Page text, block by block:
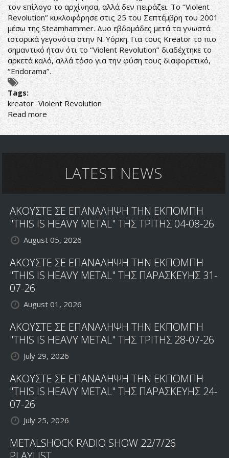
τον επίλογο το αρχίνησα, αλλά δεν πειράζει. Το ‘’Violent
Revolution’’ κυκλοφόρησε στις 25 του Σεπτέμβρη του 2001
μέσω της Steamhammer. Δυο εβδομάδες μετά τα γνωστά
ιστορικά γεγονότα στην Ν. Υόρκη. Για τους Kreator το πιο
σημαντικό ήταν ότι το ‘’Violent Revolution’’ διαδέχτηκε το
αρκετά καλό, αλλά τόσο για την φύση τους διαφορετικό,
‘’Endorama’’.
Tags:
kreator Violent Revolution
Read more about
ΜΙΑ
ΖΩΗ,
LATEST NEWS
ΑΚΟΥΣΤΕ ΣΕ ΕΠΑΝΑΛΗΨΗ ΤΗΝ ΕΚΠΟΜΠΗ
"THIS IS HEAVY METAL" ΤΗΣ ΤΡΙΤΗΣ 04-08-26
August 05, 2026
ΑΚΟΥΣΤΕ ΣΕ ΕΠΑΝΑΛΗΨΗ ΤΗΝ ΕΚΠΟΜΠΗ
"THIS IS HEAVY METAL" ΤΗΣ ΠΑΡΑΣΚΕΥΗΣ 31-
07-26
August 01, 2026
ΑΚΟΥΣΤΕ ΣΕ ΕΠΑΝΑΛΗΨΗ ΤΗΝ ΕΚΠΟΜΠΗ
"THIS IS HEAVY METAL" ΤΗΣ ΤΡΙΤΗΣ 28-07-26
July 29, 2026
ΑΚΟΥΣΤΕ ΣΕ ΕΠΑΝΑΛΗΨΗ ΤΗΝ ΕΚΠΟΜΠΗ
"THIS IS HEAVY METAL" ΤΗΣ ΠΑΡΑΣΚΕΥΗΣ 24-
07-26
July 25, 2026
METALSHOCK RADIO SHOW 22/7/26